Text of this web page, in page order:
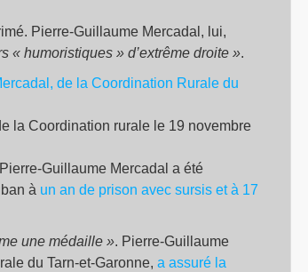
Pierre-Guillaume Mercadal, lui,
« humoristiques » d’extrême droite ».
la Coordination rurale le 19 novembre
Guillaume Mercadal a été
à un an de prison avec sursis et à 17
une médaille ». Pierre-Guillaume
du Tarn-et-Garonne, a assuré la